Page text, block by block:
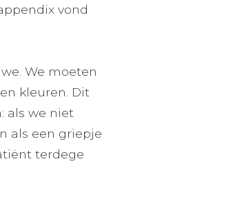
vond
We moeten
kleuren. Dit
als we niet
als een griepje
terdege